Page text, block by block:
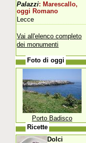
Palazzi: Marescallo,
oggi Romano
Lecce
Vai all'elenco completo
dei monumenti
Foto di oggi
Porto Badisco
Ricette
Dolci